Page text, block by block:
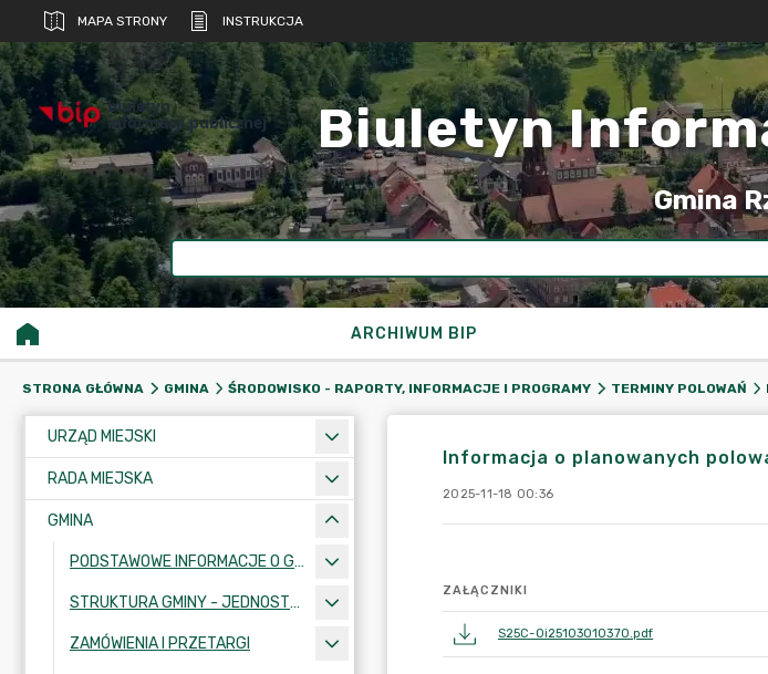
MAPA STRONY INSTRUKCJA
biuletyn
informacji publicznej Biuletyn
Gmina
ARCHIWUM BIP
STRONA GŁÓWNA GMINA ŚRODOWISKO - RAPORTY, INFORMACJE I PROGRAMY TERMINY POLOWAŃ
URZĄD MIEJSKI
RADA MIEJSKA
GMINA
PODSTAWOWE INFORMACJE O GMINIE
STRUKTURA GMINY - JEDNOSTKI I INSTYTUCJE
ZAMÓWIENIA I PRZETARGI
Informacja o planowanych
2025-11-18 00:36
ZAŁĄCZNIKI
S25C-0i25103010370.pdf